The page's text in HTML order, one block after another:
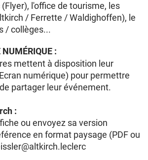
l'office de tourisme, les
/ Ferrette / Waldighoffen), le
/ collèges...
NUMÉRIQUE :
mettent à disposition leur
numérique) pour permettre
partager leur événement.
:
ou envoyez sa version
en format paysage (PDF ou